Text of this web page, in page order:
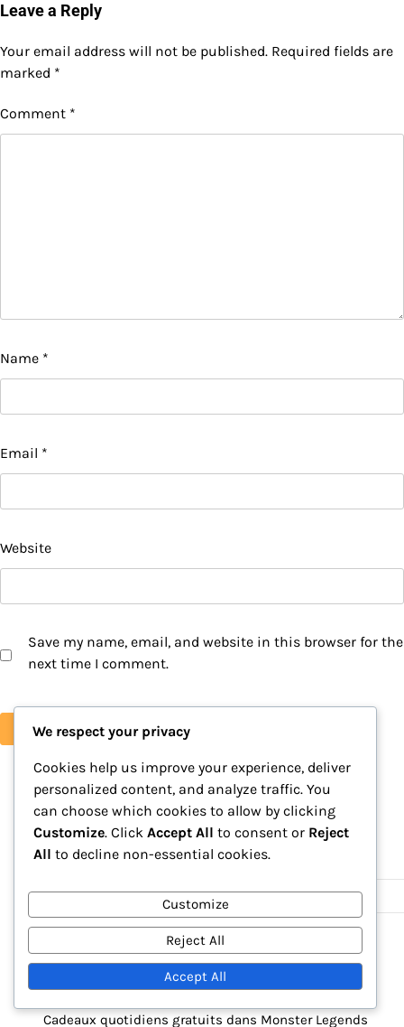
Leave a Reply
Your email address will not be published. Required fields are
marked *
Comment *
Name *
Email *
Website
Save my name, email, and website in this browser for the
next time I comment.
Liens
Contactez-nous
Articles du blog
À propos de nous
Catégories
Cadeaux quotidiens gratuits dans Monster Legends
We respect your privacy
Cookies help us improve your experience, deliver
personalized content, and analyze traffic. You
can choose which cookies to allow by clicking
Customize. Click Accept All to consent or Reject
All to decline non-essential cookies.
Customize
Reject All
Accept All